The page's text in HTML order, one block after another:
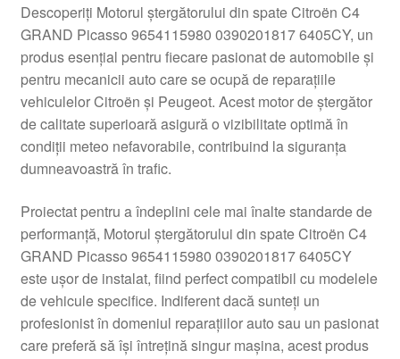
Despre noi
Finalizare comandă
Livrare
Plângere
Plățile
Politică de confidențialitate
Descoperiți Motorul ștergătorului din spate Citroën C4
GRAND Picasso 9654115980 0390201817 6405CY, un
produs esențial pentru fiecare pasionat de automobile și
pentru mecanicii auto care se ocupă de reparațiile
vehiculelor Citroën și Peugeot. Acest motor de ștergător
de calitate superioară asigură o vizibilitate optimă în
condiții meteo nefavorabile, contribuind la siguranța
dumneavoastră în trafic.
Proiectat pentru a îndeplini cele mai înalte standarde de
performanță, Motorul ștergătorului din spate Citroën C4
GRAND Picasso 9654115980 0390201817 6405CY
este ușor de instalat, fiind perfect compatibil cu modelele
de vehicule specifice. Indiferent dacă sunteți un
profesionist în domeniul reparațiilor auto sau un pasionat
care preferă să își întrețină singur mașina, acest produs